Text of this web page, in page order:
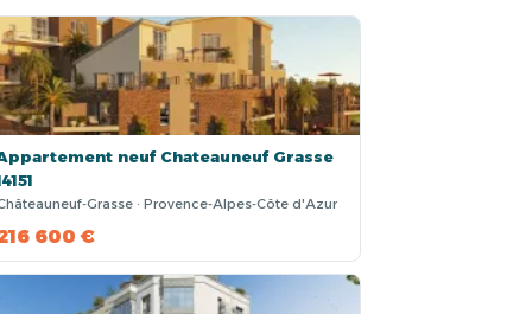
neuf Chateauneuf Grasse
Grasse · Provence-Alpes-Côte d'Azur
600 €